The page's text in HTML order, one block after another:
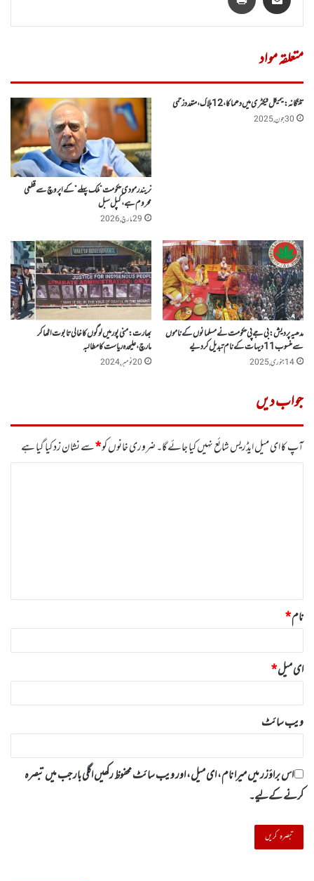
متعلقہ مواد
تلنگانہ :کیمیکل فیکٹری میں دھماکا، 12ہلاک،متعددزخمی
30 جون, 2025
نریندرمودی حکومت ” ملک پہلے” کے اپروچ سے قطعی
محروم ہے، کپل سبل
29 مارچ, 2026
مدھیہ پردیش:بی جے پی حکومت نے مسلمانوں کے ناموں
سے منسوب11دیہات کے نام تبدیل کر دیے
14 جنوری, 2025
بھارت :منی پورمیں لوگوں کا خالی تابوت اٹھاکر
مارچ،علیحدہ ریاست کا مطالبہ
20 نومبر, 2024
جواب دیں
آپ کا ای میل ایڈریس شائع نہیں کیا جائے گا۔ضروری خانوں کو*سے نشان زد کیا گیا ہے
نام*
ای میل*
ویب‌ سائٹ
اس براؤزر میں میرا نام، ای میل، اور ویب سائٹ محفوظ رکھیں اگلی بار جب میں تبصرہ
کرنے کےلیے۔